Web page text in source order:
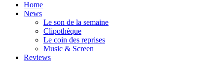
Home
News
Le son de la semaine
Clipothèque
Le coin des reprises
Music & Screen
Reviews